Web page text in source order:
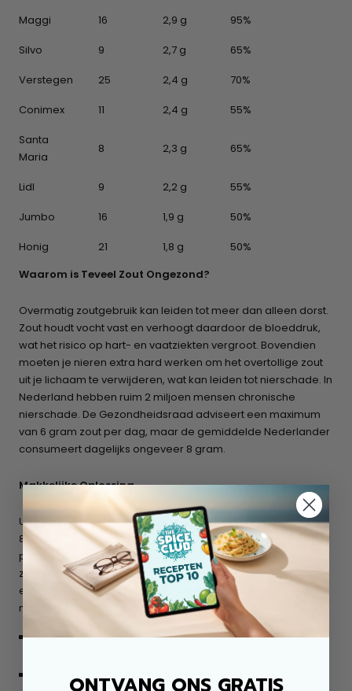
Maggi
16 2,9 g
95%
Silvo
9 2,7 g
65%
Verstegen
25 2,4 g
70%
Conimex
11 2,4 g
55%
Santa
Maria
8 2,3 g 65%
Lidl 9 2,2 g
55%
Jumbo
16 1,9 g
50%
Honig
21 1,8 g
50%
Waarom is Teveel Zout Ongezond?
Overmatig zoutgebruik kan leiden tot meer dan alleen dorst.
Zout houdt vocht vast en verhoogt daardoor de bloeddruk,
wat het risico op hart- en vaatziekten vergroot. Bovendien
moeten je nieren extra hard werken om het overtollige zout
uit je lichaam te verwijderen, wat kan leiden tot nierschade. In
Nederland hebben ruim 2 miljoen mensen chronische
nierschade. De Gezondheidsraad adviseert een maximum
van 6 gram zout per dag, maar de gemiddelde Nederlander
consumeert dagelijks ongeveer 8 gram.
Makkelijke Oplossing
Uit een consumentenpanel van 4857 deelnemers bleek dat
84% vindt dat een maaltijdmix niet meer dan 2 gram zout per
portie mag bevatten. De meeste panelleden gaven aan dat
ze een maaltijdmix zonder zout, of met een apart zakje zout
erbij, als de ideale oplossing zien. Helaas voldoen
momenteel slechts zes maaltijdmixen aan deze criteria:
Santa Maria Seasoning Mix for Taco No Salt or Sugar